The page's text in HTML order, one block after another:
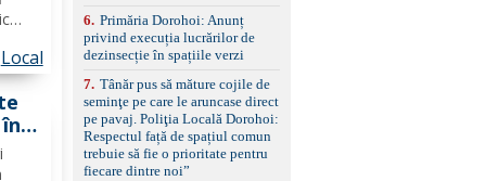
Local
6. Primăria Dorohoi: Anunț
privind execuția lucrărilor de
dezinsecție în spațiile verzi
7. Tânăr pus să măture cojile de
seminţe pe care le aruncase direct
pe pavaj. Poliţia Locală Dorohoi:
Respectul față de spațiul comun
trebuie să fie o prioritate pentru
fiecare dintre noi”